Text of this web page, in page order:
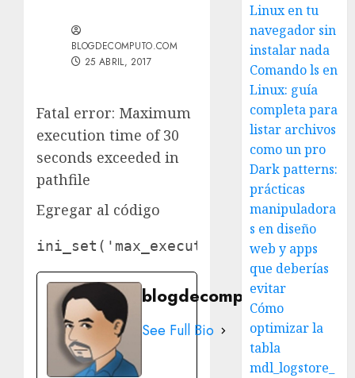
BLOGDECOMPUTO.COM
25 ABRIL, 2017
Fatal error: Maximum
execution time of 30
seconds exceeded in
pathfile
Egregar al código
ini_set ( 'max_execution_time', 300
blogdecomputo.com
See Full Bio
Linux en tu
navegador sin
instalar nada
Comando ls en
Linux: guía
completa para
listar archivos
como un pro
Dark patterns:
prácticas
manipuladora
s en diseño
web y apps
que deberías
evitar
Cómo
optimizar la
tabla
mdl_logstore_